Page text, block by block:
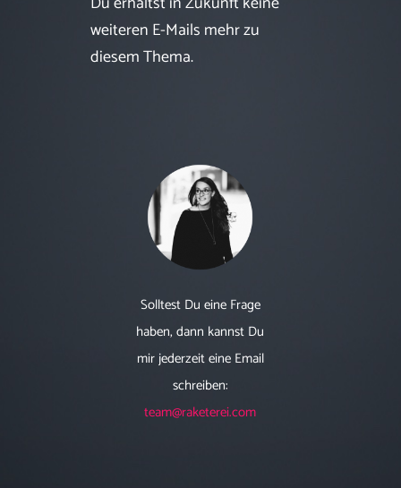
weiteren E-Mails mehr zu
diesem Thema.
Solltest Du eine Frage
haben, dann kannst Du
mir jederzeit eine Email
schreiben:
team@raketerei.com